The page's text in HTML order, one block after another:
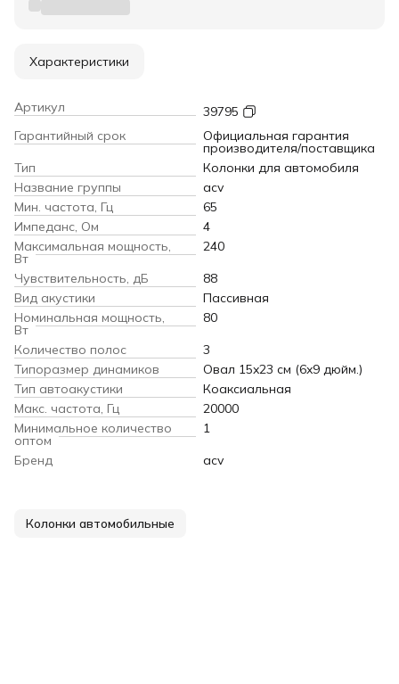
Характеристики
Артикул
39795
Гарантийный срок
Официальная гарантия
производителя/поставщика
Тип
Колонки для автомобиля
Название группы
acv
Мин. частота, Гц
65
Импеданс, Ом
4
Максимальная мощность,
Вт
240
Чувствительность, дБ
88
Вид акустики
Пассивная
Номинальная мощность,
Вт
80
Количество полос
3
Типоразмер динамиков
Овал 15x23 см (6x9 дюйм.)
Тип автоакустики
Коаксиальная
Макс. частота, Гц
20000
Минимальное количество
оптом
1
Бренд
acv
Колонки автомобильные